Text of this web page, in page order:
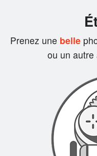
Connection
Prenez une belle
ou un autre